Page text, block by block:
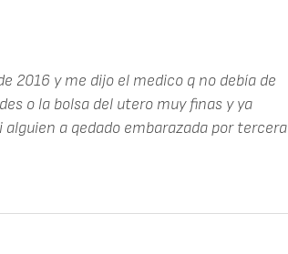
2016 y me dijo el medico q no debía de
o la bolsa del utero muy finas y ya
a qedado embarazada por tercera